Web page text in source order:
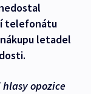
telefonátu
letadel
opozice